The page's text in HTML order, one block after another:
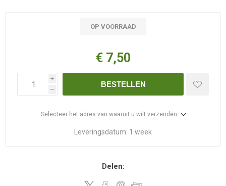
OP VOORRAAD
€ 7,50
i
h
BESTELLEN
Selecteer het adres van waaruit u wilt verzenden
Leveringsdatum: 1 week
Delen: